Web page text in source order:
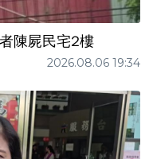
陳屍民宅2樓
2026.08.06 19:34